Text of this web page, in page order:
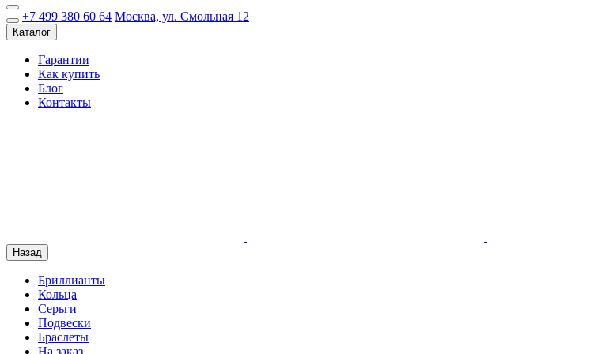
+7 499 380 60 64 Москва, ул. Смольная 12
Каталог
Гарантии
Как купить
Блог
Контакты
Назад
Бриллианты
Кольца
Серьги
Подвески
Браслеты
На заказ